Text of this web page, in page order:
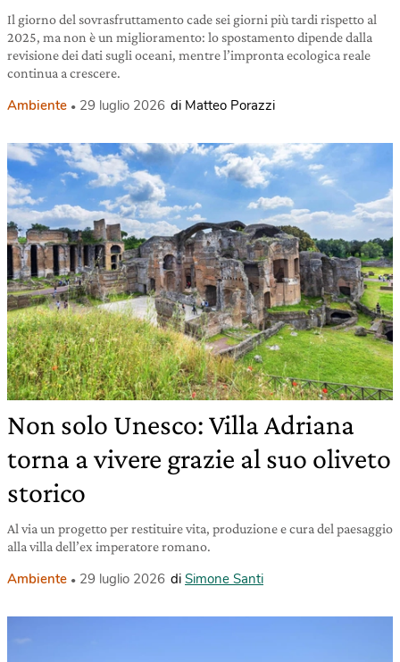
Il giorno del sovrasfruttamento cade sei giorni più tardi rispetto al
2025, ma non è un miglioramento: lo spostamento dipende dalla
revisione dei dati sugli oceani, mentre l’impronta ecologica reale
continua a crescere.
Ambiente 29 luglio 2026 di Matteo Porazzi
Non solo Unesco: Villa Adriana
torna a vivere grazie al suo oliveto
storico
Al via un progetto per restituire vita, produzione e cura del paesaggio
alla villa dell’ex imperatore romano.
Ambiente 29 luglio 2026 di Simone Santi